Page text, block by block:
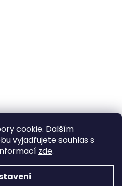
cookie. Dalším
vyjadřujete souhlas s
zde.
Shoptet